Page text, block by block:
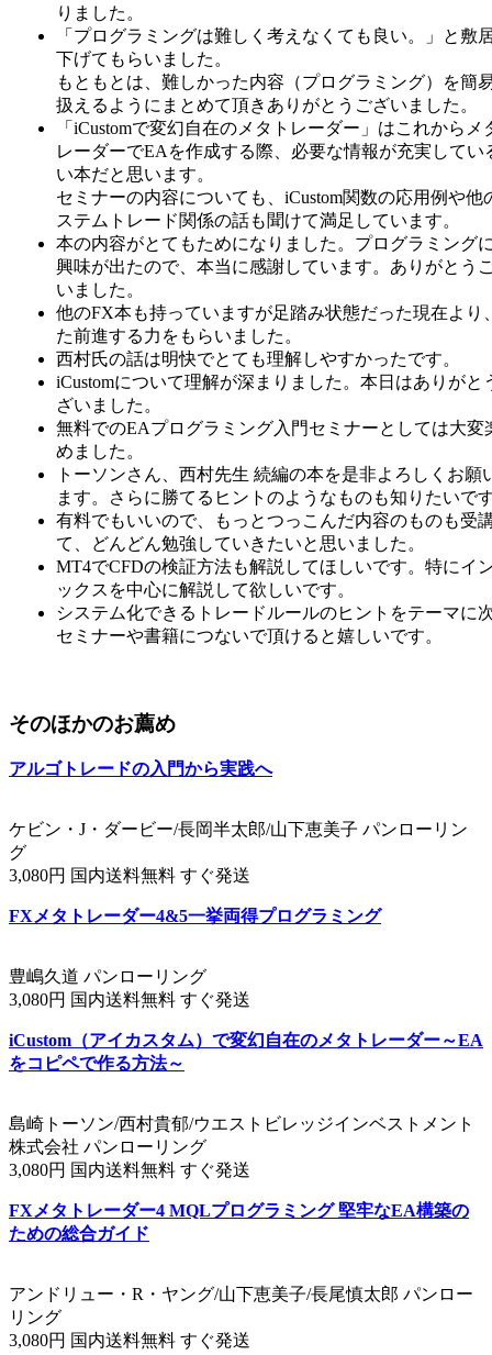
りました。
「プログラミングは難しく考えなくても良い。」と敷
下げてもらいました。
もともとは、難しかった内容（プログラミング）を簡
扱えるようにまとめて頂きありがとうございました。
「iCustomで変幻自在のメタトレーダー」はこれからメ
レーダーでEAを作成する際、必要な情報が充実してい
い本だと思います。
セミナーの内容についても、iCustom関数の応用例や他
ステムトレード関係の話も聞けて満足しています。
本の内容がとてもためになりました。プログラミング
興味が出たので、本当に感謝しています。ありがとう
いました。
他のFX本も持っていますが足踏み状態だった現在より
た前進する力をもらいました。
西村氏の話は明快でとても理解しやすかったです。
iCustomについて理解が深まりました。本日はありがと
ざいました。
無料でのEAプログラミング入門セミナーとしては大変
めました。
トーソンさん、西村先生 続編の本を是非よろしくお願
ます。さらに勝てるヒントのようなものも知りたいで
有料でもいいので、もっとつっこんだ内容のものも受
て、どんどん勉強していきたいと思いました。
MT4でCFDの検証方法も解説してほしいです。特にイ
ックスを中心に解説して欲しいです。
システム化できるトレードルールのヒントをテーマに
セミナーや書籍につないで頂けると嬉しいです。
そのほかのお薦め
アルゴトレードの入門から実践へ
ケビン・J・ダービー/長岡半太郎/山下恵美子 パンローリン
グ
3,080円 国内送料無料 すぐ発送
FXメタトレーダー4&5一挙両得プログラミング
豊嶋久道 パンローリング
3,080円 国内送料無料 すぐ発送
iCustom（アイカスタム）で変幻自在のメタトレーダー～EA
をコピペで作る方法～
島崎トーソン/西村貴郁/ウエストビレッジインベストメント
株式会社 パンローリング
3,080円 国内送料無料 すぐ発送
FXメタトレーダー4 MQLプログラミング 堅牢なEA構築の
ための総合ガイド
アンドリュー・R・ヤング/山下恵美子/長尾慎太郎 パンロー
リング
3,080円 国内送料無料 すぐ発送